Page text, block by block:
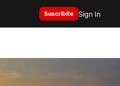
Suscribite Sign In